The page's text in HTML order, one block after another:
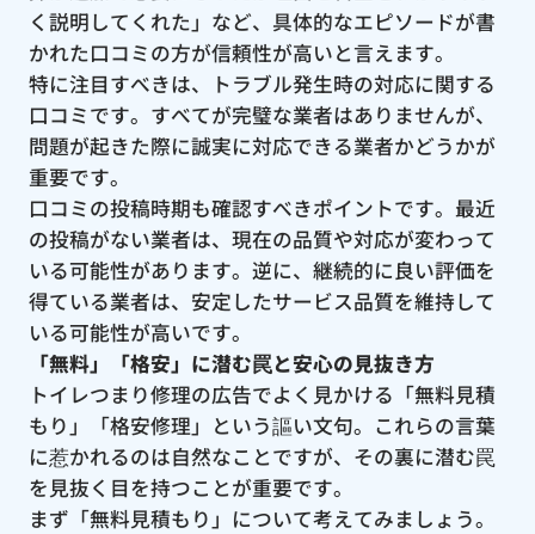
く説明してくれた」など、具体的なエピソードが書
かれた口コミの方が信頼性が高いと言えます。
特に注目すべきは、トラブル発生時の対応に関する
口コミです。すべてが完璧な業者はありませんが、
問題が起きた際に誠実に対応できる業者かどうかが
重要です。
口コミの投稿時期も確認すべきポイントです。最近
の投稿がない業者は、現在の品質や対応が変わって
いる可能性があります。逆に、継続的に良い評価を
得ている業者は、安定したサービス品質を維持して
いる可能性が高いです。
「無料」「格安」に潜む罠と安心の見抜き方
トイレつまり修理の広告でよく見かける「無料見積
もり」「格安修理」という謳い文句。これらの言葉
に惹かれるのは自然なことですが、その裏に潜む罠
を見抜く目を持つことが重要です。
まず「無料見積もり」について考えてみましょう。